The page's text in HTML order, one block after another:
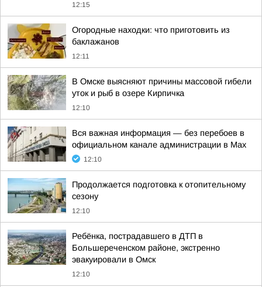
12:15
Огородные находки: что приготовить из
баклажанов
12:11
В Омске выясняют причины массовой гибели
уток и рыб в озере Кирпичка
12:10
Вся важная информация — без перебоев в
официальном канале администрации в Мах
12:10
Продолжается подготовка к отопительному
сезону
12:10
Ребёнка, пострадавшего в ДТП в
Большереченском районе, экстренно
эвакуировали в Омск
12:10